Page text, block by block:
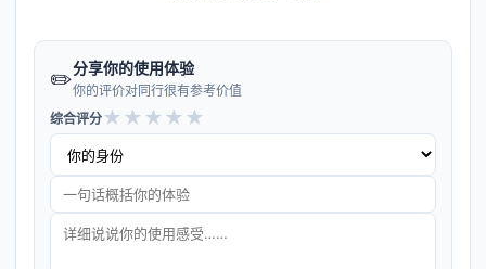
✏️分享你的使用体验
你的评价对同行很有参考价值
综合评分★ ★ ★ ★ ★